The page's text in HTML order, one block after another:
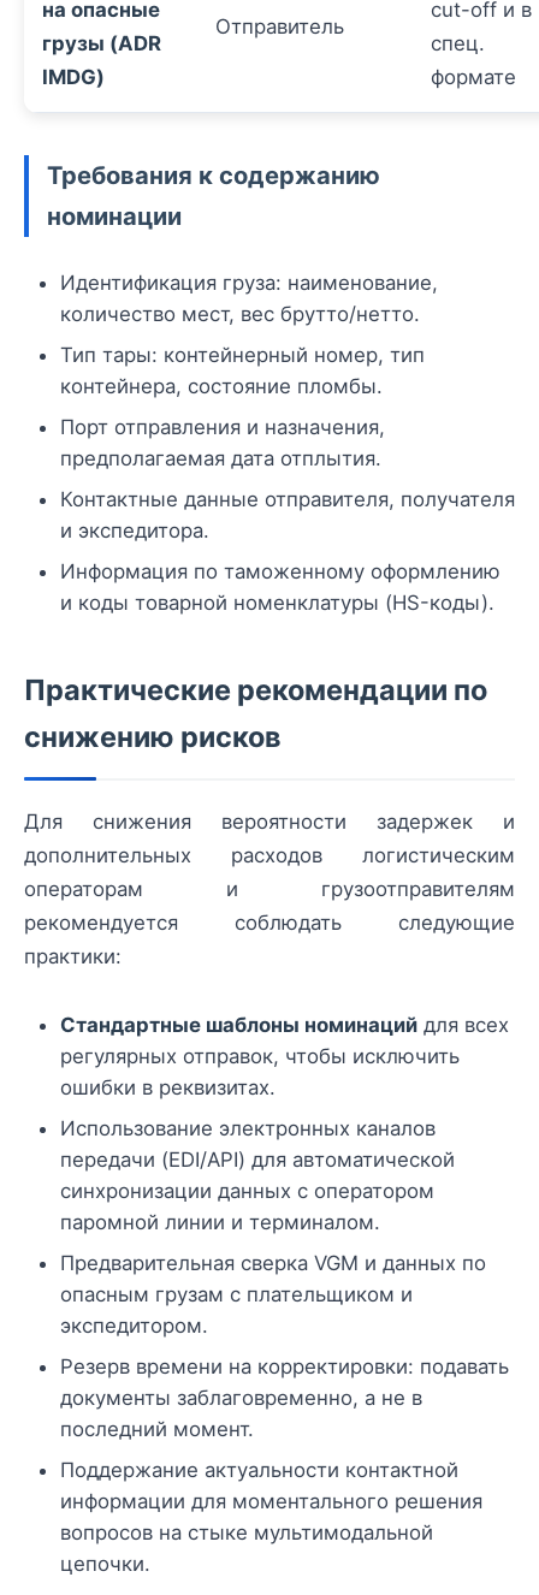
на опасные
грузы (ADR
IMDG)
Отправитель
cut-off и в
спец.
формате
Требования к содержанию
номинации
Идентификация груза: наименование,
количество мест, вес брутто/нетто.
Тип тары: контейнерный номер, тип
контейнера, состояние пломбы.
Порт отправления и назначения,
предполагаемая дата отплытия.
Контактные данные отправителя, получателя
и экспедитора.
Информация по таможенному оформлению
и коды товарной номенклатуры (HS-коды).
Практические рекомендации по
снижению рисков
Для снижения вероятности задержек и
дополнительных расходов логистическим
операторам и грузоотправителям
рекомендуется соблюдать следующие
практики:
Стандартные шаблоны номинаций для всех
регулярных отправок, чтобы исключить
ошибки в реквизитах.
Использование электронных каналов
передачи (EDI/API) для автоматической
синхронизации данных с оператором
паромной линии и терминалом.
Предварительная сверка VGM и данных по
опасным грузам с плательщиком и
экспедитором.
Резерв времени на корректировки: подавать
документы заблаговременно, а не в
последний момент.
Поддержание актуальности контактной
информации для моментального решения
вопросов на стыке мультимодальной
цепочки.